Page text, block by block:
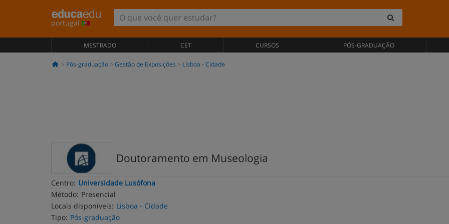
portugal
MESTRADO CET CURSOS PÓS-GRADUAÇÃO
Pós-graduação Gestão de Exposições Lisboa - Cidade
Doutoramento em Museologia
Centro: Universidade Lusófona
Método: Presencial
Locais disponíveis: Lisboa - Cidade
Tipo: Pós-graduação